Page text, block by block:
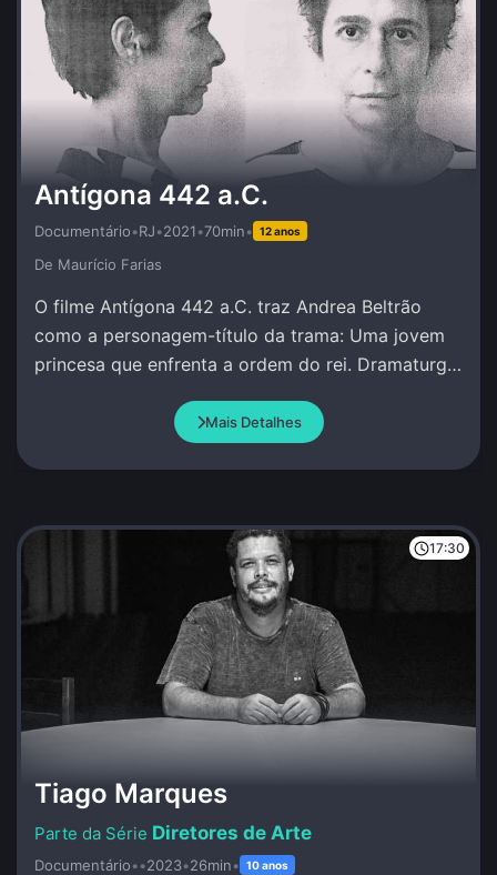
Antígona 442 a.C.
Documentário•RJ•2021•70min• 12 anos
De Maurí­cio Farias
O filme Antígona 442 a.C. traz Andrea Beltrão
como a personagem-título da trama: Uma jovem
princesa que enfrenta a ordem do rei. Dramaturgia
Mais Detalhes
17:30
Tiago Marques
Diretores de Arte
Documentário••2023•26min• 10 anos